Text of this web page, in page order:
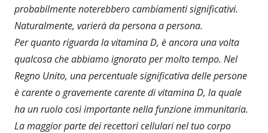
probabilmente noterebbero cambiamenti significativi.
Naturalmente, varierà da persona a persona.
Per quanto riguarda la vitamina D, è ancora una volta
qualcosa che abbiamo ignorato per molto tempo. Nel
Regno Unito, una percentuale significativa delle persone
è carente o gravemente carente di vitamina D, la quale
ha un ruolo così importante nella funzione immunitaria.
La maggior parte dei recettori cellulari nel tuo corpo